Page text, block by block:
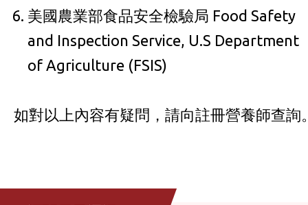
美國農業部食品安全檢驗局 Food Safety
and Inspection Service, U.S Department
of Agriculture (FSIS)
如對以上內容有疑問，請向註冊營養師查詢